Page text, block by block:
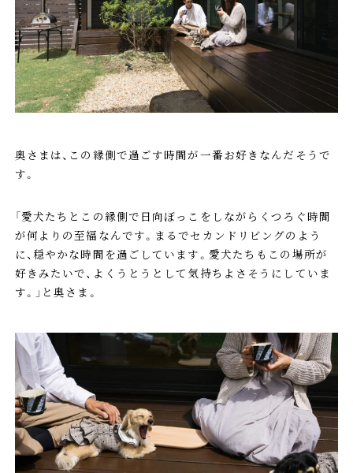
奥さまは、この縁側で過ごす時間が一番お好きなんだそうで
す。
「愛犬たちとこの縁側で日向ぼっこをしながらくつろぐ時間
が何よりの至福なんです。まるでセカンドリビングのよう
に、穏やかな時間を過ごしています。愛犬たちもこの場所が
好きみたいで、よくうとうとして気持ちよさそうにしていま
す。」と奥さま。